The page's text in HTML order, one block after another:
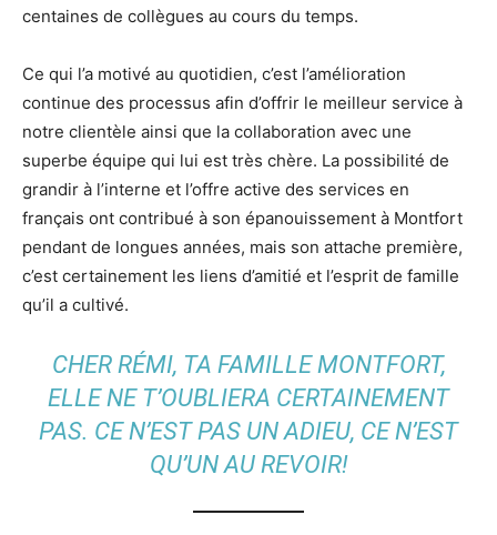
centaines de collègues au cours du temps.
Ce qui l’a motivé au quotidien, c’est l’amélioration
continue des processus afin d’offrir le meilleur service à
notre clientèle ainsi que la collaboration avec une
superbe équipe qui lui est très chère. La possibilité de
grandir à l’interne et l’offre active des services en
français ont contribué à son épanouissement à Montfort
pendant de longues années, mais son attache première,
c’est certainement les liens d’amitié et l’esprit de famille
qu’il a cultivé.
CHER RÉMI, TA FAMILLE MONTFORT,
ELLE NE T’OUBLIERA CERTAINEMENT
PAS. CE N’EST PAS UN ADIEU, CE N’EST
QU’UN AU REVOIR!